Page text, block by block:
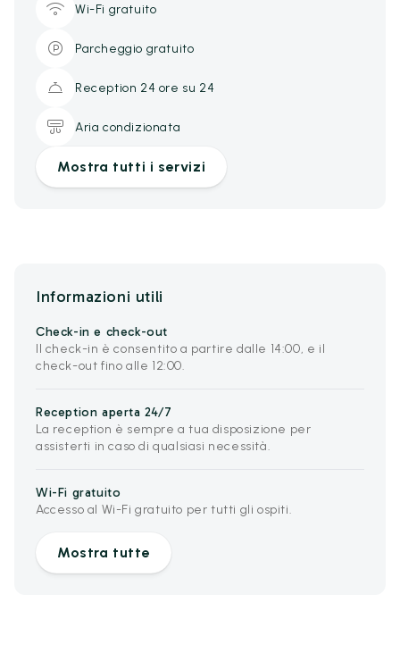
Wi-Fi gratuito
Parcheggio gratuito
Reception 24 ore su 24
Aria condizionata
Mostra tutti i servizi
Informazioni utili
Check-in e check-out
Il check-in è consentito a partire dalle 14:00, e il
check-out fino alle 12:00.
Reception aperta 24/7
La reception è sempre a tua disposizione per
assisterti in caso di qualsiasi necessità.
Wi-Fi gratuito
Accesso al Wi-Fi gratuito per tutti gli ospiti.
Mostra tutte